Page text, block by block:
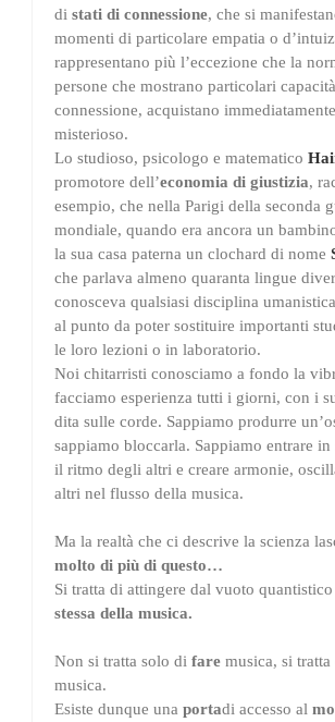
di stati di connessione, che si
momenti di particolare empatia o
rappresentano più l’eccezione che la
persone che mostrano particolari
connessione, acquistano
misterioso.
Lo studioso, psicologo e matematico
promotore dell’economia di giustizia,
esempio, che nella Parigi della seconda
mondiale, quando era ancora un
la sua casa paterna un clochard di nome
che parlava almeno quaranta lingue
conosceva qualsiasi disciplina
al punto da poter sostituire importanti
le loro lezioni o in laboratorio.
Noi chitarristi conosciamo a fondo la
facciamo esperienza tutti i giorni, con i
dita sulle corde. Sappiamo produrre
sappiamo bloccarla. Sappiamo entrare
il ritmo degli altri e creare armonie,
altri nel flusso della musica.
Ma la realtà che ci descrive la scienza
molto di più di questo…
Si tratta di attingere dal vuoto quantistico
stessa della musica.
Non si tratta solo di fare musica, si tratta
musica.
Esiste dunque una portadi accesso al